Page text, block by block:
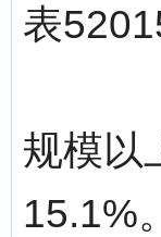
表
规模以
15.1%